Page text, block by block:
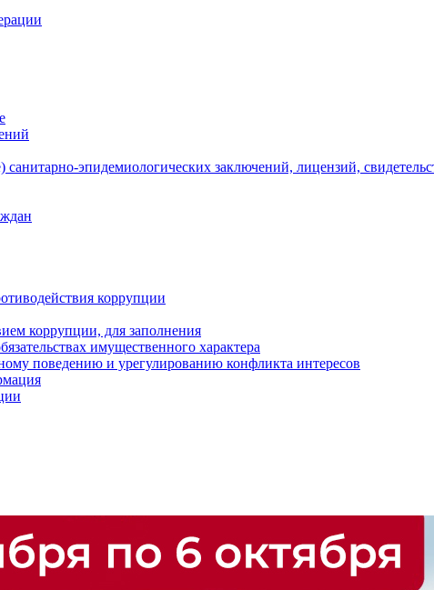
эпидемиологических заключений, лицензий,
коррупции
коррупции, для заполнения
имущественного характера
поведению и урегулированию конфликта интересов